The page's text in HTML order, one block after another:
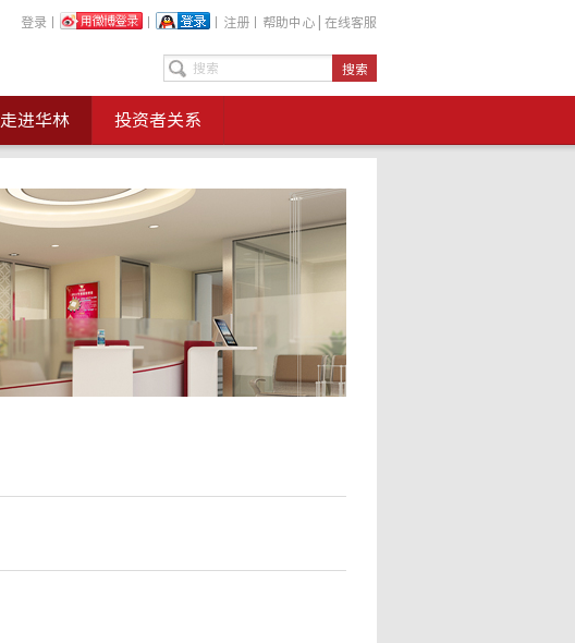
登录 注册 帮助中心 在线客服
走进华林 投资者关系